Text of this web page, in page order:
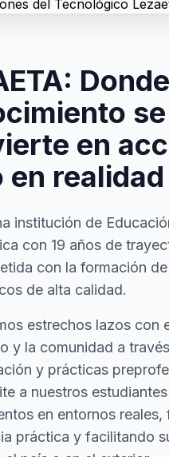
se
en
en realidad
institución de
con 19 años de
con la formación
de alta calidad.
estrechos lazos con
y la comunidad a
y prácticas
a nuestros
en entornos reales,
práctica y facilitando